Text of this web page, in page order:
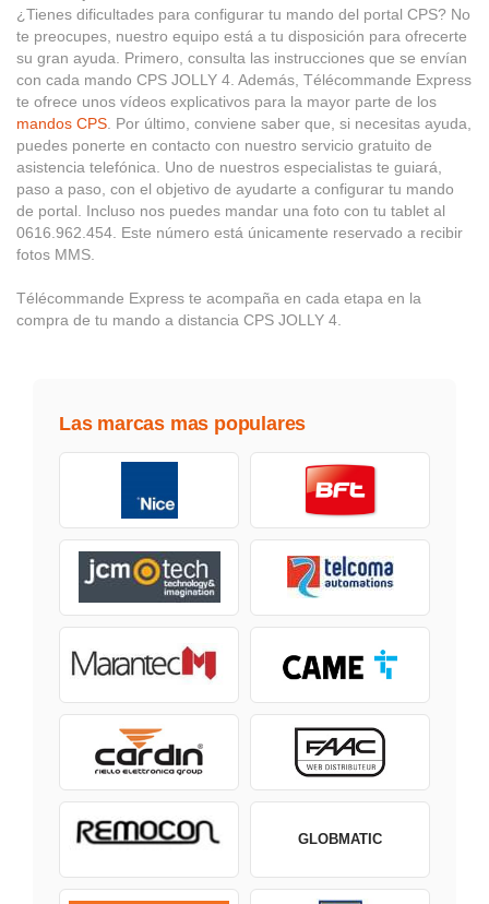
¿Tienes dificultades para configurar tu mando del portal CPS? No
te preocupes, nuestro equipo está a tu disposición para ofrecerte
su gran ayuda. Primero, consulta las instrucciones que se envían
con cada mando CPS JOLLY 4. Además, Télécommande Express
te ofrece unos vídeos explicativos para la mayor parte de los
mandos CPS . Por último, conviene saber que, si necesitas ayuda,
puedes ponerte en contacto con nuestro servicio gratuito de
asistencia telefónica. Uno de nuestros especialistas te guiará,
paso a paso, con el objetivo de ayudarte a configurar tu mando
de portal. Incluso nos puedes mandar una foto con tu tablet al
0616.962.454. Este número está únicamente reservado a recibir
fotos MMS.
Télécommande Express te acompaña en cada etapa en la
compra de tu mando a distancia CPS JOLLY 4.
Las marcas mas populares
GLOBMATIC